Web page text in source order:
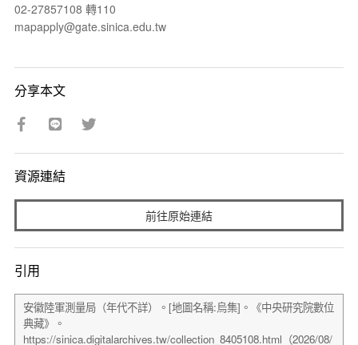
02-27857108 轉110
mapapply@gate.sinica.edu.tw
分享本文
資源連結
前往原始連結
引用